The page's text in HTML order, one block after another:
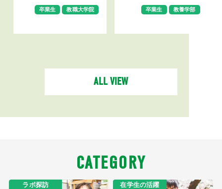
卒業生 教職大学院 卒業生 教養学部
ALL VIEW
CATEGORY
ラボ探訪 在学生の活躍